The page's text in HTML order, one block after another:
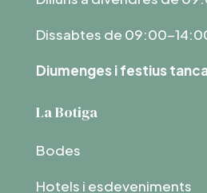
Dissabtes de 09:00-
Diumenges i festius
La Botiga
Bodes
Hotels i esdeveniments